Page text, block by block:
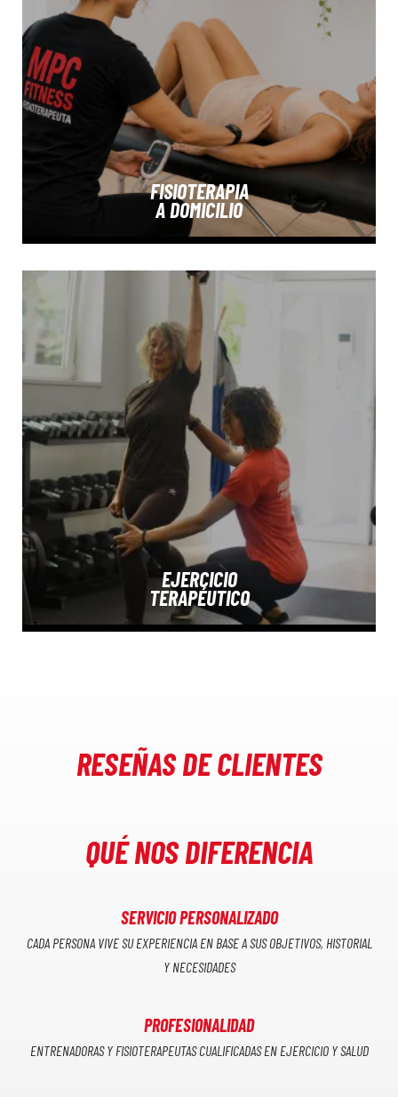
FISIOTERAPIA
A DOMICILIO
EJERCICIO
TERAPÉUTICO
RESEÑAS DE CLIENTES
QUÉ NOS DIFERENCIA
SERVICIO PERSONALIZADO
CADA PERSONA VIVE SU EXPERIENCIA EN BASE A SUS OBJETIVOS, HISTORIAL
Y NECESIDADES
PROFESIONALIDAD
ENTRENADORAS Y FISIOTERAPEUTAS CUALIFICADAS EN EJERCICIO Y SALUD